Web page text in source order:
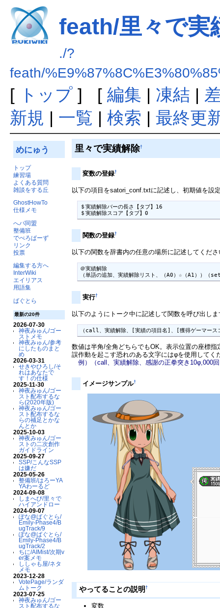
feath/里々で実
./?
feath/
[ トップ] [ 編集 | 凍結 |
新規 | 一覧 | 検索 | 最終更
めにゅう
トップ
練習場
よくある質問
雑談をする丘
GhostHowTo
仕様メモ
へパ同盟
整備班
でべろぱーず
リンク
投票
編集する方へ
InterWiki
エイリアス
用語集
ばぐとら
最新の20件
2026-07-30
神夜みゅん/ゴー
ストメモ
神夜みゅん/参考
にしたものまと
め
2026-03-31
せきやひろし/そ
れはあなたで
す！の仕様
2025-11-30
神夜みゅん/ゴー
スト配布するな
ら(2020年版)
神夜みゅん/ゴー
スト配布するな
らの補足とかな
んとか
2025-10-03
神夜みゅん/ゴー
ストの二次創作
ガイドライン
2025-09-27
SSP/こんなSSP
は嫌だ
2025-05-26
整備班/はろーYA
YAわーるど
2024-09-08
しまへび/里々で
ハイアンドロー
2024-09-07
ぽな@ばぐとら/
Emily-Phase4/B
ugTrack/9
ぽな@ばぐとら/
Emily-Phase4/B
ugTrack/2
ちに/AIMist/次期v
er案メモ
ししゃも屋/ネタ
メモ
2023-12-28
VotePage/ランダ
ムトーク
2023-07-25
神夜みゅん/ゴー
スト配布するな
里々で実績解除†
変数の登録†
以下の項目をsatori_conf.txtに記述し、初期値を設
＄実績解除バーの長さ【タブ】16
＄実績解除スコア【タブ】0
関数の登録†
以下の関数を辞書内の任意の場所に記述してくださ
＠実績解除
（単語の追加、実績解除リスト、（A0）☆（
実行†
以下のようにトーク中に記述して関数を呼び出しま
（call、実績解除、[実績の項目名]、[獲得ゲーマー
数値は半角/全角どちらでもOK。表示位置の座標指
誤作動を起こす恐れのある文字にはφを使用してく
例）（call、実績解除、感謝の正拳突き10φ,000
イメージサンプル†
やってることの説明 †
変数